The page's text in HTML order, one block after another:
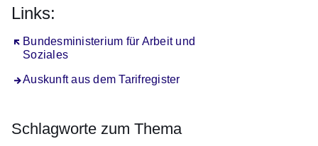
Links:
Bundesministerium für Arbeit und
Soziales
Öffnet sich in einem neuen Fenster
Auskunft aus dem Tarifregister
Schlagworte zum Thema